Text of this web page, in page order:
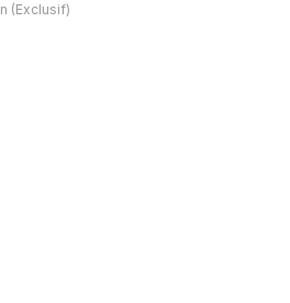
(Exclusif)